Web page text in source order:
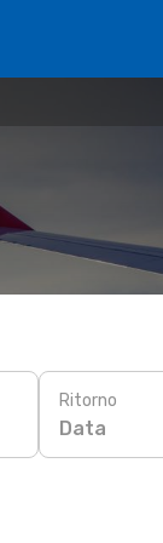
Ritorno
Data